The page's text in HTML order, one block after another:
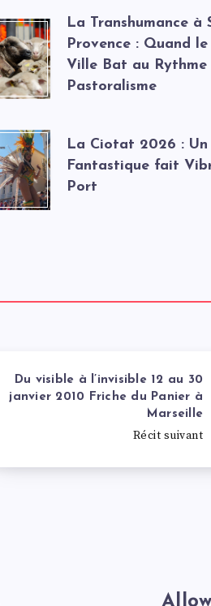
La Transhumance à
Provence : Quand
Ville Bat au Rythme
Pastoralisme
La Ciotat 2026 :
Fantastique fait
Port
Du visible à l’invisible 12 au 30
janvier 2010 Friche du Panier à
Marseille
Récit suivant